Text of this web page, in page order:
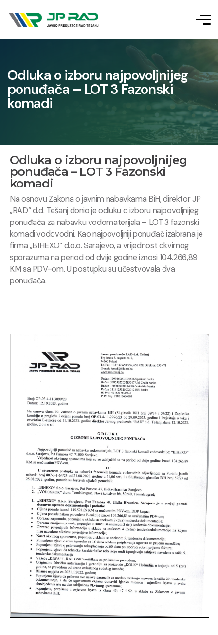
Odluka o izboru najpovoljnijeg
ponuđača – LOT 3 Fazonski
komadi
Odluka o izboru najpovoljnijeg
ponuđača – LOT 3 Fazonski
komadi
Na osnovu Zakona o javnim nabavkama BiH, direktor JP
„RAD“ d.d. Tešanj donio je odluku o izboru najpovoljnijeg
ponuđača za nabavku vodomaterijala – LOT 3 fazonski
komadi vodovodni. Kao najpovoljniji ponuđač izabrana je
firma „BIHEXO“ d.o.o. Sarajevo, a vrijednost okvirnog
sporazuma na period od dvije godine iznosi 104.266,89
KM sa PDV-om. U postupku su učestvovala dva
ponuđača.